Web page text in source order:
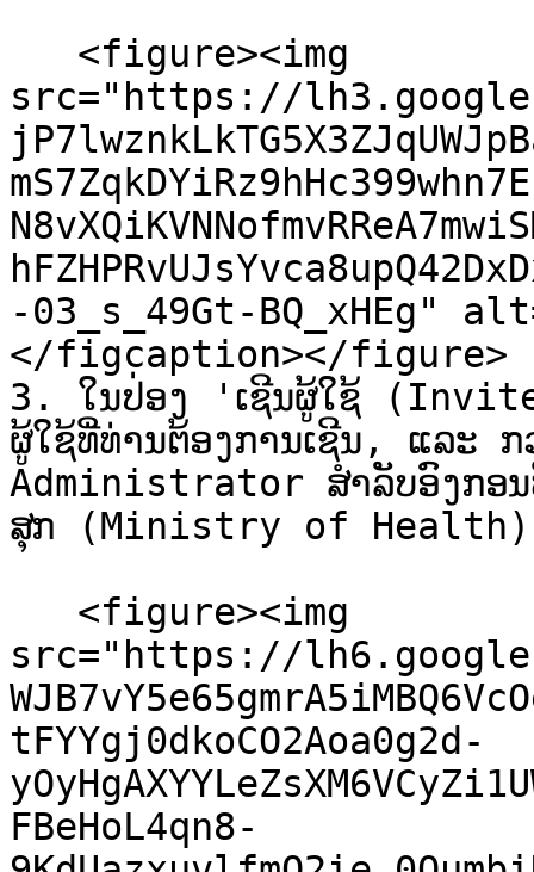
src="https://
-03_s_49Gt-BQ_xHEg"
</figcaption></figure>
3. ໃນປ່ອງ 'ເຊີນຜູ້ໃຊ້
ຜູ້ໃຊ້ທີ່ທ່ານຕ້ອງການເຊີນ, ແລະ
Administrator ສໍາລັບອົງກອນ
ສຸກ (Ministry of Health)
src="https://
tFYYgj0dkoCO2Aoa0g2d-
FBeHoL4qn8-